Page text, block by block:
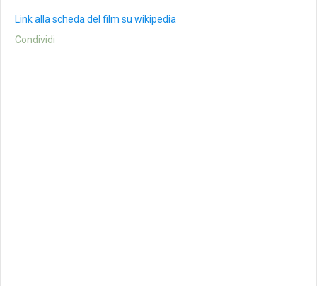
Link alla scheda del film su wikipedia
Condividi